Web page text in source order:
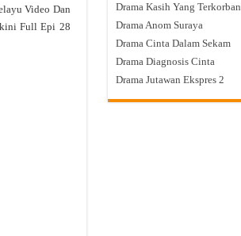
Berguguran
Episod
Video Dan
Full Epi 28
Drama Kasih Yang Terkorban
Drama Anom Suraya
Drama Cinta Dalam Sekam
Drama Diagnosis Cinta
Drama Jutawan Ekspres 2